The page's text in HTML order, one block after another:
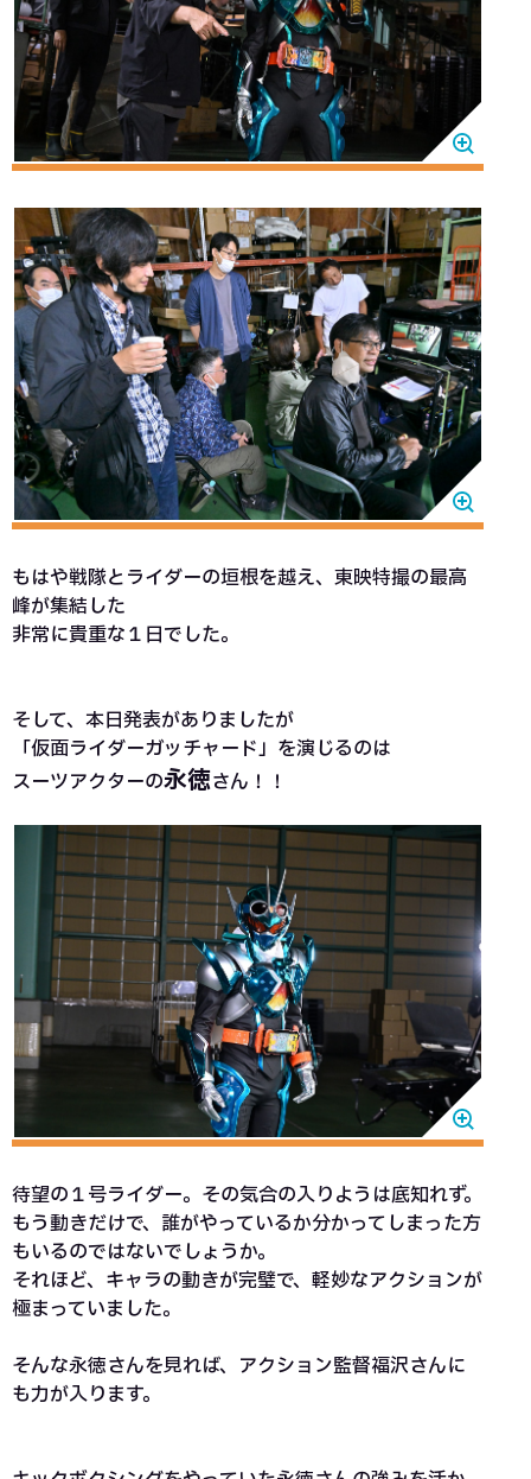
もはや戦隊とライダーの垣根を越え、東映特撮の最高
峰が集結した
非常に貴重な１日でした。
そして、本日発表がありましたが
「仮面ライダーガッチャード」を演じるのは
スーツアクターの永徳さん！！
待望の１号ライダー。その気合の入りようは底知れず。
もう動きだけで、誰がやっているか分かってしまった方
もいるのではないでしょうか。
それほど、キャラの動きが完璧で、軽妙なアクションが
極まっていました。
そんな永徳さんを見れば、アクション監督福沢さんに
も力が入ります。